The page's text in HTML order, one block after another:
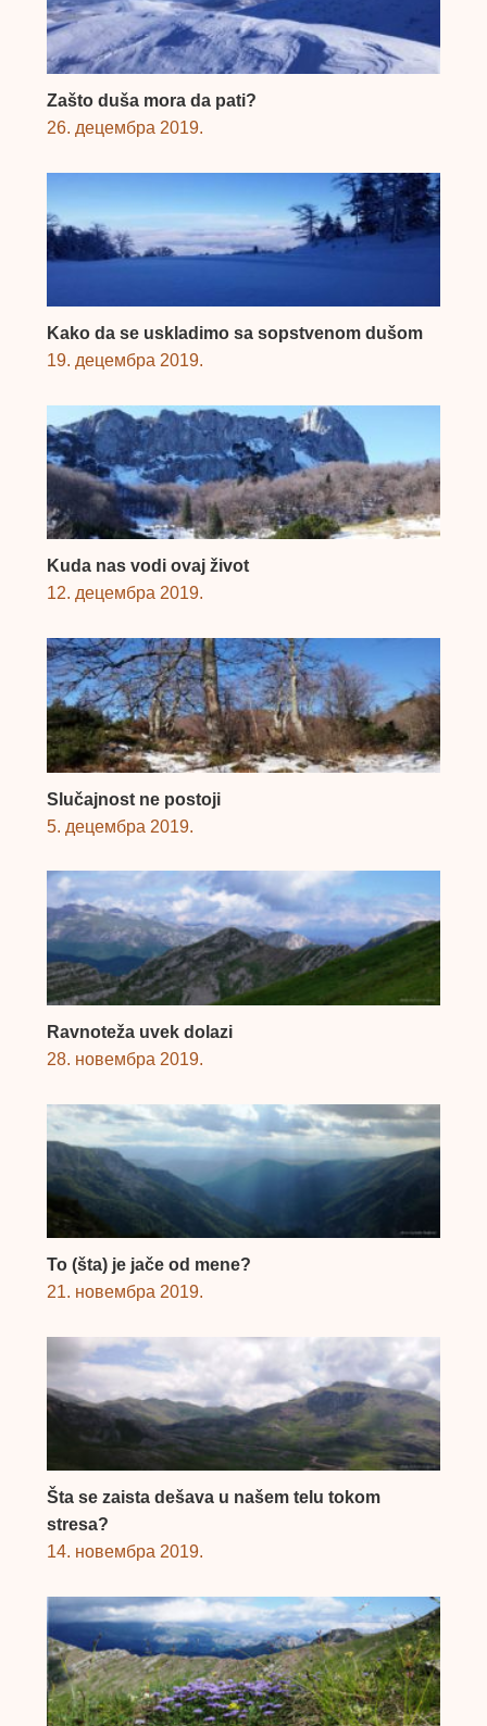
Zašto duša mora da pati?
26. децембра 2019.
Kako da se uskladimo sa sopstvenom dušom
19. децембра 2019.
Kuda nas vodi ovaj život
12. децембра 2019.
Slučajnost ne postoji
5. децембра 2019.
Ravnoteža uvek dolazi
28. новембра 2019.
To (šta) je jače od mene?
21. новембра 2019.
Šta se zaista dešava u našem telu tokom
stresa?
14. новембра 2019.